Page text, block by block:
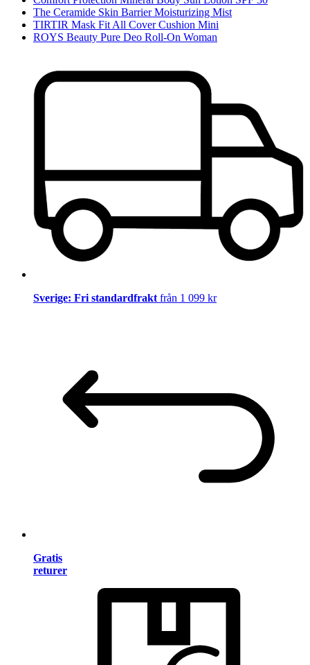
The Ceramide Skin Barrier Moisturizing Mist
TIRTIR Mask Fit All Cover Cushion Mini
ROYS Beauty Pure Deo Roll-On Woman
Sverige: Fri standardfrakt från 1 099 kr
Gratis
returer